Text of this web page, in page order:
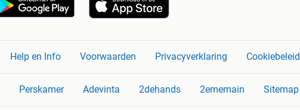
Help en Info Voorwaarden Privacyverklaring Cookiebeleid
Perskamer Adevinta 2dehands 2ememain Sitemap